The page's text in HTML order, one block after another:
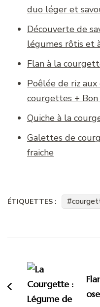
duo léger et
Découverte de
légumes rôtis et
Flan à la
Poêlée de riz
courgettes +
Quiche à la
Galettes de
fraiche
ÉTIQUETTES :
d'article